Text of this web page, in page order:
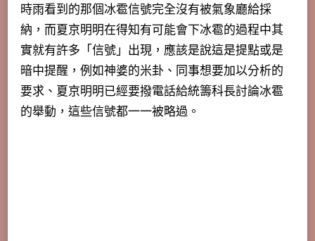
時雨看到的那個冰雹信號完全沒有被氣象廳給採
納，而夏京明明在得知有可能會下冰雹的過程中其
實就有許多「信號」出現，應該是說這是提點或是
暗中提醒，例如神婆的米卦、同事想要加以分析的
要求、夏京明明已經要撥電話給統籌科長討論冰雹
的舉動，這些信號都一一被略過。